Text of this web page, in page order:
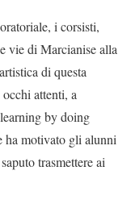
i corsisti,
vie di Marcianise alla
di questa
attenti, a
by doing
ha motivato gli alunni
trasmettere ai